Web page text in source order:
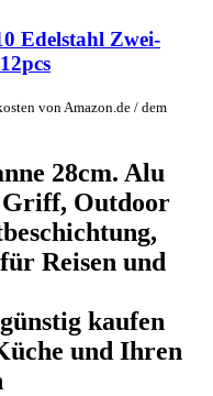
Edelstahl Zwei-
von Amazon.de / dem
28cm. Alu
Griff, Outdoor
Reisen und
kaufen
und Ihren